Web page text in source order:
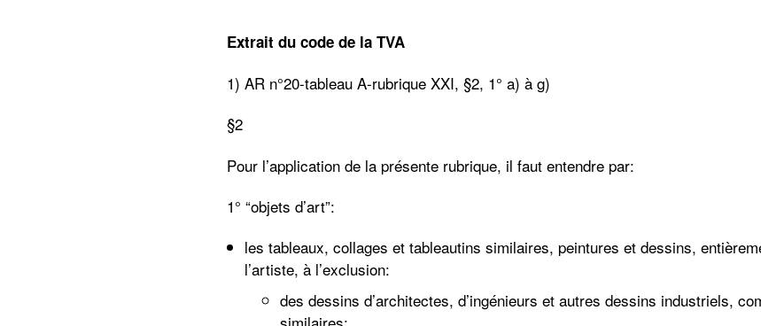
Extrait du code de la TVA
1) AR n°20-tableau A-rubrique XXI, §2, 1° a) à g)
§2
Pour l’application de la présente rubrique, il faut entendre par:
1° “objets d’art”:
les tableaux, collages et tableautins similaires, peintures et dessins,
l’artiste, à l’exclusion:
des dessins d’architectes, d’ingénieurs et autres dessins industriels,